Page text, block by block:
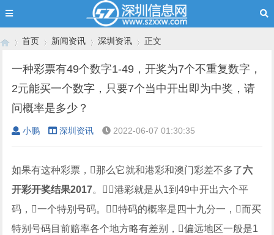
›
首页
›
新闻资讯
›
深圳资讯 正文
一种彩票有49个数字1-49，开奖为7个不重复数字，
2元能买一个数字，只要7个当中开出即为中奖，请
问概率是多少？
小鹏 深圳资讯 2022-06-07 01:30:35
如果有这种彩票，那么它就和港彩和澳门彩差不多了六
开彩开奖结果2017。港彩就是从1到49中开出六个平
码，一个特别号码。特码的概率是四十九分一，而买
特别号码目前赔率各个地方略有差别，偏远地区一般是1